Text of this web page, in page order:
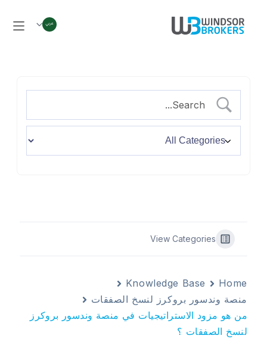
View Categories
Home
Knowledge Base
منصة وندسور بروكرز لنسخ الصفقات
من هو مزود الاستراتيجيات في منصة وندسور بروكرز
لنسخ الصفقات ؟